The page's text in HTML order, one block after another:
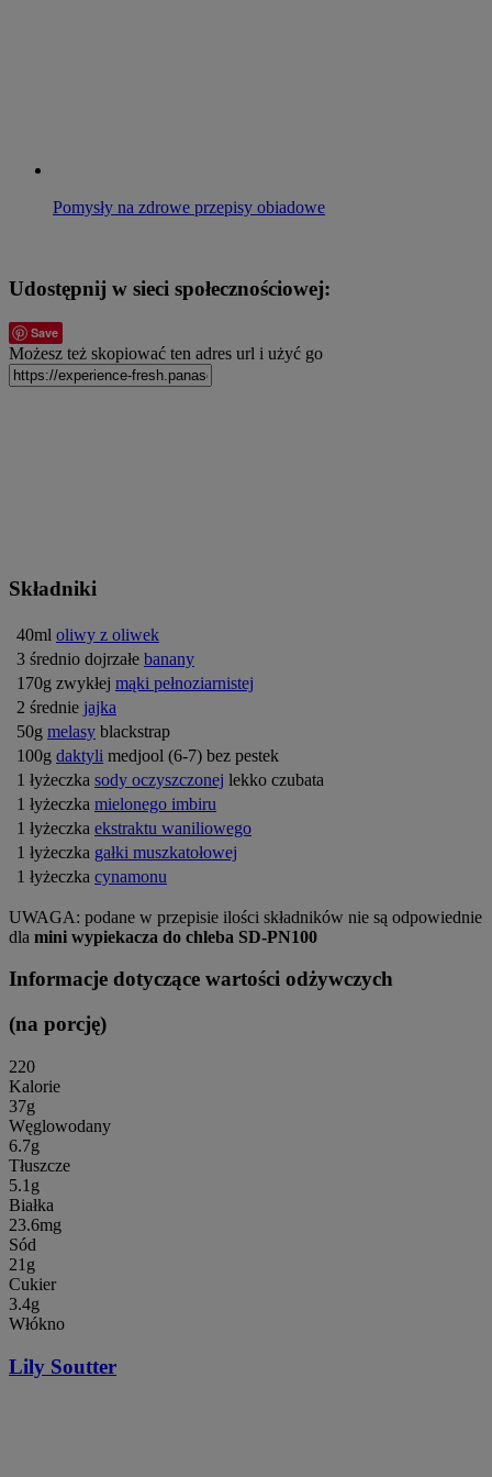
Pomysły na zdrowe przepisy obiadowe
Udostępnij w sieci społecznościowej:
Save
Możesz też skopiować ten adres url i użyć go
Składniki
40ml oliwy z oliwek
3 średnio dojrzałe banany
170g zwykłej mąki pełnoziarnistej
2 średnie jajka
50g melasy blackstrap
100g daktyli medjool (6-7) bez pestek
1 łyżeczka sody oczyszczonej lekko czubata
1 łyżeczka mielonego imbiru
1 łyżeczka ekstraktu waniliowego
1 łyżeczka gałki muszkatołowej
1 łyżeczka cynamonu
UWAGA: podane w przepisie ilości składników nie są odpowiednie
dla mini wypiekacza do chleba SD-PN100
Informacje dotyczące wartości odżywczych
(na porcję)
220
Kalorie
37g
Węglowodany
6.7g
Tłuszcze
5.1g
Białka
23.6mg
Sód
21g
Cukier
3.4g
Włókno
Lily Soutter